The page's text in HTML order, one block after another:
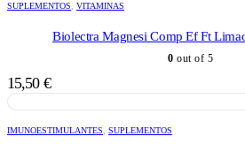
SUPLEMENTOS, VITAMINAS
Biolectra Magnesi Comp Ef Ft
0 out of 5
15,50 €
IMUNOESTIMULANTES, SUPLEMENTOS